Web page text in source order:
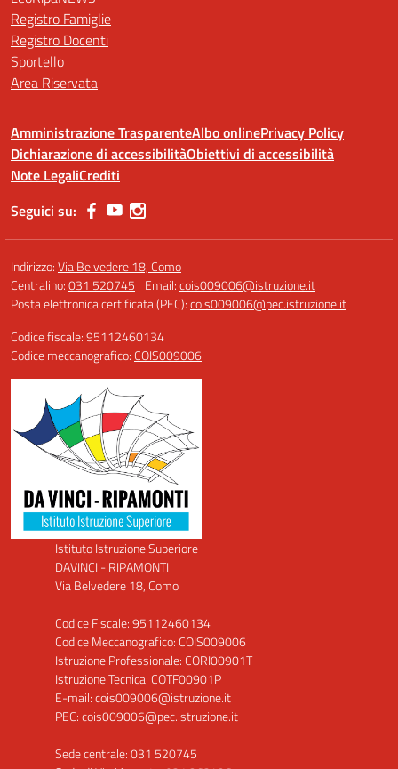
Registro Famiglie
Registro Docenti
Sportello
Area Riservata
Amministrazione TrasparenteAlbo onlinePrivacy Policy
Dichiarazione di accessibilitàObiettivi di accessibilità
Note LegaliCrediti
Seguici su:
Indirizzo:Via Belvedere 18, Como
Centralino:031 520745 Email:cois009006@istruzione.it
Posta elettronica certificata (PEC):cois009006@pec.istruzione.it
Codice fiscale: 95112460134
Codice meccanografico: COIS009006
Istituto Istruzione Superiore
DAVINCI - RIPAMONTI
Via Belvedere 18, Como
Codice Fiscale: 95112460134
Codice Meccanografico: COIS009006
Istruzione Professionale: CORI00901T
Istruzione Tecnica: COTF00901P
E-mail: cois009006@istruzione.it
PEC: cois009006@pec.istruzione.it
Sede centrale: 031 520745